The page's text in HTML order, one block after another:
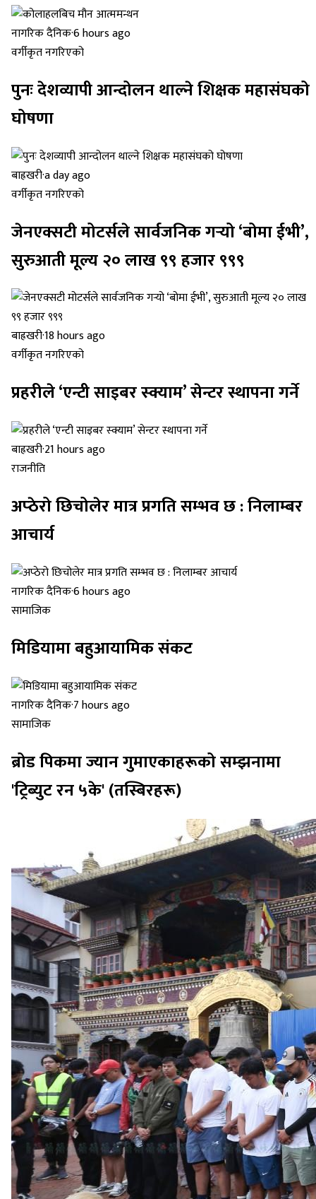
नागरिक दैनिक·6 hours ago
वर्गीकृत नगरिएको
पुनः देशव्यापी आन्दोलन थाल्ने शिक्षक महासंघको
घोषणा
बाह्रखरी·a day ago
वर्गीकृत नगरिएको
जेनएक्सटी मोटर्सले सार्वजनिक गर्‍यो ‘बोमा ईभी’,
सुरुआती मूल्य २० लाख ९९ हजार ९९९
बाह्रखरी·18 hours ago
वर्गीकृत नगरिएको
प्रहरीले ‘एन्टी साइबर स्क्याम’ सेन्टर स्थापना गर्ने
बाह्रखरी·21 hours ago
राजनीति
अप्ठेरो छिचोलेर मात्र प्रगति सम्भव छ : निलाम्बर
आचार्य
नागरिक दैनिक·6 hours ago
सामाजिक
मिडियामा बहुआयामिक संकट
नागरिक दैनिक·7 hours ago
सामाजिक
ब्रोड पिकमा ज्यान गुमाएकाहरूको सम्झनामा
'ट्रिब्युट रन ५के' (तस्बिरहरू)